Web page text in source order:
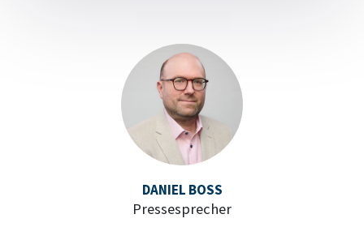
DANIEL BOSS
Pressesprecher